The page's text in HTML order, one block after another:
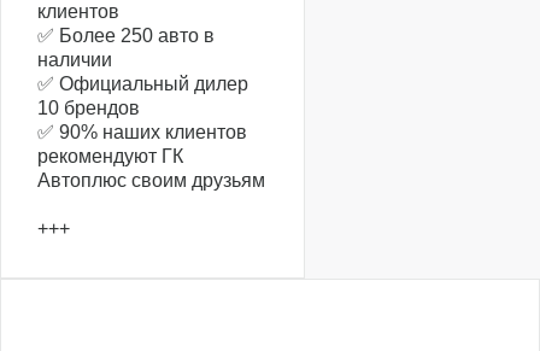
клиентов
✅ Более 250 авто в
наличии
✅ Официальный дилер
10 брендов
✅ 90% наших клиентов
рекомендуют ГК
Автоплюс своим друзьям
+++